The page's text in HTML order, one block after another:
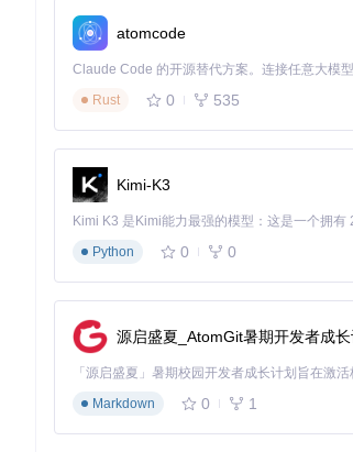
atomcode
Rust
0 535
Kimi-K3
Python
0 0
源启盛夏_AtomGit暑期开发者成长
Markdown
0 1